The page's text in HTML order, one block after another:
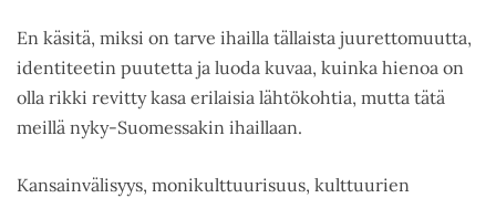
En käsitä, miksi on tarve ihailla tällaista juurettomuutta,
identiteetin puutetta ja luoda kuvaa, kuinka hienoa on
olla rikki revitty kasa erilaisia lähtökohtia, mutta tätä
meillä nyky-Suomessakin ihaillaan.
Kansainvälisyys, monikulttuurisuus, kulttuurien